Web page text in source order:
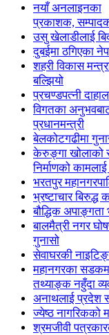
नयाँ अनलाइनका
प्रकाशक,
उसु खेलाडीलाई
दुबईमा ठगिएका
शहरी विकास
बल्झियो
प्रचण्डपत्नी
विगतका अनुभवबाट
प्रधानमन्त्री
बेलकोटगढीमा
केरुङ्गा खोलाको
निर्माणको
भरतपुर
भ्रष्टाचार बिरुद्ध
बौद्धिक
बालमैत्री नगर
गुनासो
सेवाघरकी
महानगरका
तथ्याङ्क नहुँदा
अनाथलाई प्रदेश
ज्येष्ठ नागरिकको
श्रमजीवी